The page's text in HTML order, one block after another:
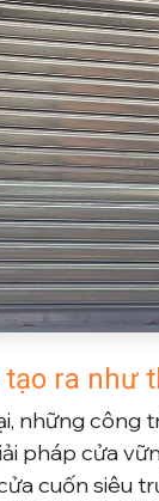
ra như
những công
pháp cửa
cuốn siêu